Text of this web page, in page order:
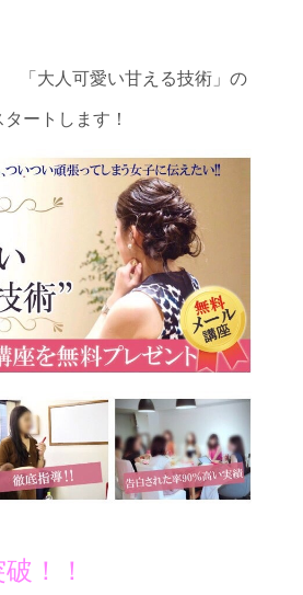
「大人可愛い甘える技術」の
ートします！
！！